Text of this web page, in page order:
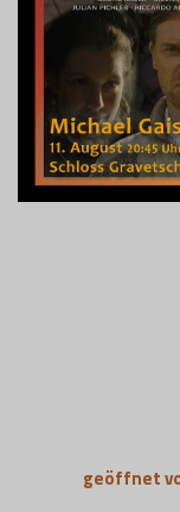
geöffnet